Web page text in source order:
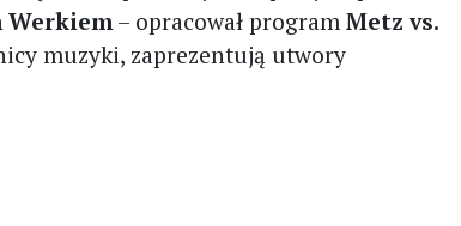
Werkiem– opracował programMetz vs.
muzyki, zaprezentują utwory